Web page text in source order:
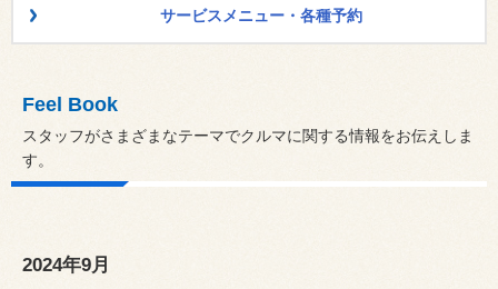
サービスメニュー・各種予約
Feel Book
スタッフがさまざまなテーマでクルマに関する情報をお伝えしま
す。
2024年9月